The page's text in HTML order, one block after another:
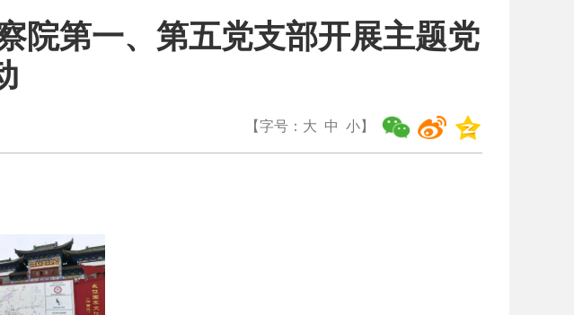
第一、第五党支部开展主题党
【字号： 大 中 小】